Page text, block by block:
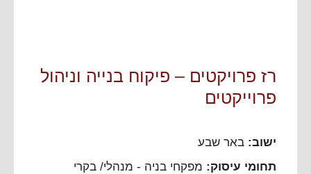
רז פרויקטים – פיקוח בנייה וניהול
פרוייקטים
ישוב: באר שבע
תחומי עיסוק: מפקחי בניה - מנהלי/ בקרי